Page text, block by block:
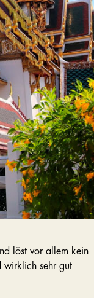
löst vor allem kein
wirklich sehr gut